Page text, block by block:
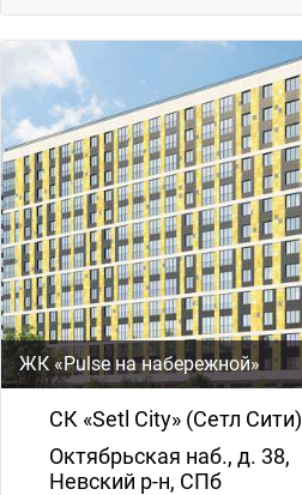
ЖК «Pulse на набережной»
СК «Setl City» (Сетл Сити)
Октябрьская наб., д. 38,
Невский р-н, СПб